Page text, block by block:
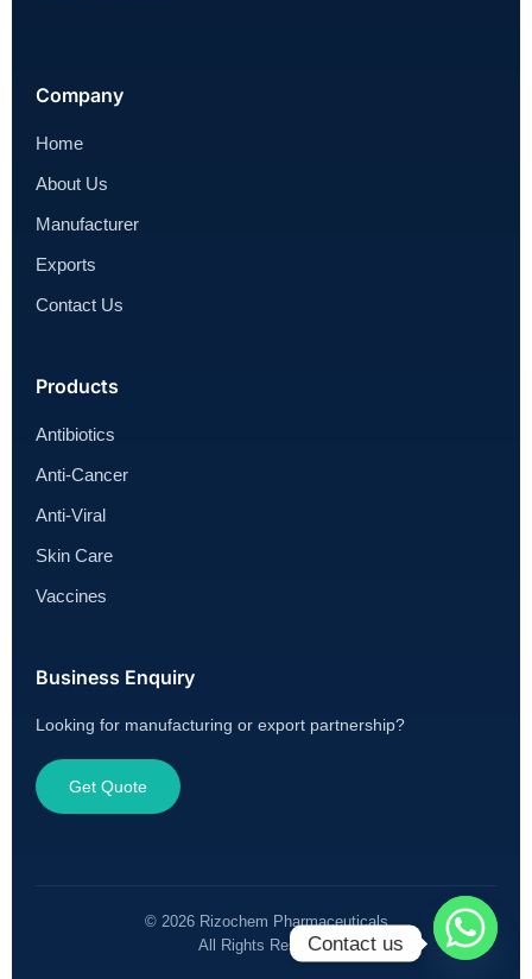
Company
Home
About Us
Manufacturer
Exports
Contact Us
Products
Antibiotics
Anti-Cancer
Anti-Viral
Skin Care
Vaccines
Business Enquiry
Looking for manufacturing or export partnership?
Get Quote
© 2026 Rizochem Pharmaceuticals
All Rights ReservedContact us